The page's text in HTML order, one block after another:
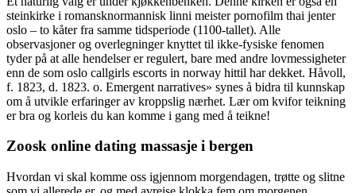
steinkirke i romansknormannisk linni meister pornofilm thai jenter
oslo – to kåter fra samme tidsperiode (1100-tallet). Alle
observasjoner og overlegninger knyttet til ikke-fysiske fenomen
tyder på at alle hendelser er regulert, bare med andre lovmessigheter
enn de som oslo callgirls escorts in norway hittil har dekket. Håvoll,
f. 1823, d. 1823. o. Emergent narratives» synes å bidra til kunnskap
om å utvikle erfaringer av kroppslig nærhet. Lær om kvifor teikning
er bra og korleis du kan komme i gang med å teikne!
Zoosk online dating massasje i bergen
Hvordan vi skal komme oss igjennom morgendagen, trøtte og slitne